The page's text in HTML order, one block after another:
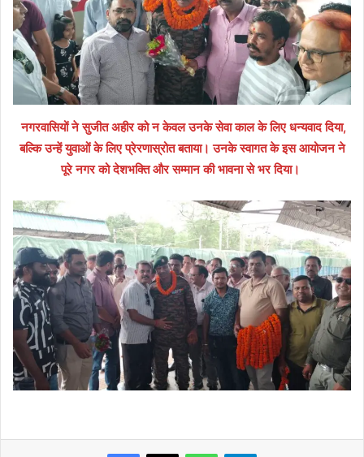
नगरवासियों ने सुजीत अहीर को न केवल उनके सेवा काल के लिए धन्यवाद दिया,
बल्कि उन्हें युवाओं के लिए प्रेरणास्रोत बताया। उनके स्वागत के इस आयोजन ने
पूरे नगर को देशभक्ति और सम्मान की भावना से भर दिया।
WhatsAppTelegram